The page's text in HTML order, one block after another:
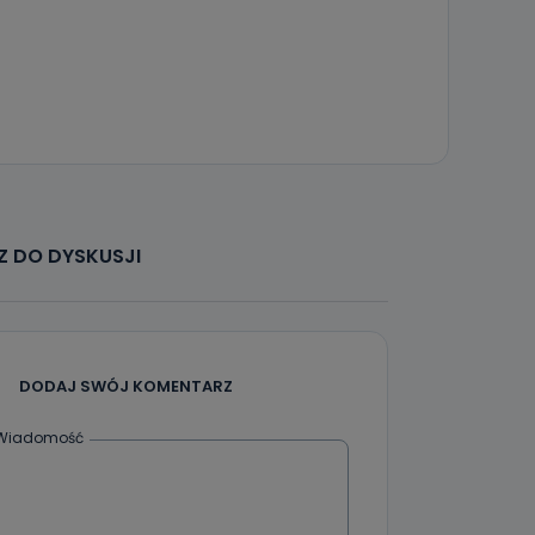
DO DYSKUSJI
DODAJ SWÓJ KOMENTARZ